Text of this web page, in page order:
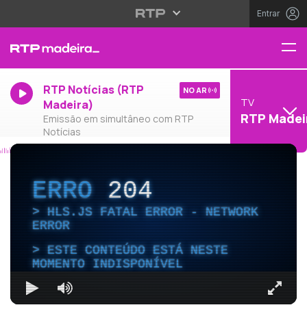
Entrar
RTP Notícias (RTP
Madeira)
Emissão em simultâneo com RTP
Notícias
NO AR
TV
RTP
ERRO204
HLS.JS FATAL ERROR - NETWORK
ERROR
ESTE CONTEÚDO ESTÁ NESTE
MOMENTO INDISPONÍVEL